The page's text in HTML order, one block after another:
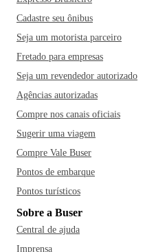
Cadastre seu ônibus
Seja um motorista parceiro
Fretado para empresas
Seja um revendedor autorizado
Agências autorizadas
Compre nos canais oficiais
Sugerir uma viagem
Compre Vale Buser
Pontos de embarque
Pontos turísticos
Sobre a Buser
Central de ajuda
Imprensa